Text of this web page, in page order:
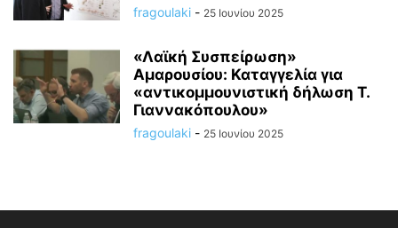
fragoulaki - 25 Ιουνίου 2025
«Λαϊκή Συσπείρωση»
Αμαρουσίου: Καταγγελία για
«αντικομμουνιστική δήλωση Τ.
Γιαννακόπουλου»
fragoulaki - 25 Ιουνίου 2025